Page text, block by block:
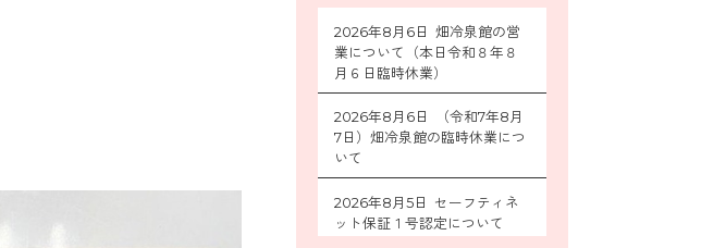
2026年8月6日 畑冷泉館の営
業について（本日令和８年８
月６日臨時休業）
2026年8月6日 （令和7年8月
7日）畑冷泉館の臨時休業につ
いて
2026年8月5日 セーフティネ
ット保証１号認定について